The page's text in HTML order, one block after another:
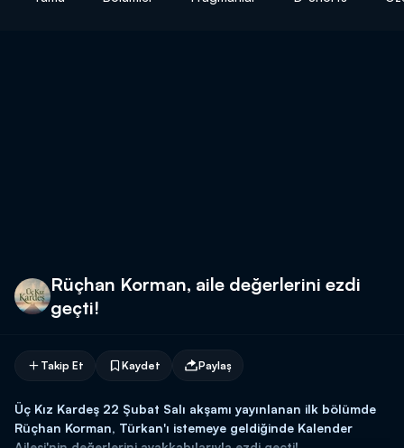
Rüçhan Korman, aile değerlerini ezdi
geçti!
Takip Et Kaydet Paylaş
Üç Kız Kardeş 22 Şubat Salı akşamı yayınlanan ilk bölümde
Rüçhan Korman, Türkan'ı istemeye geldiğinde Kalender